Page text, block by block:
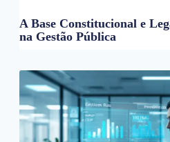
A Base Constitucional e
na Gestão Pública